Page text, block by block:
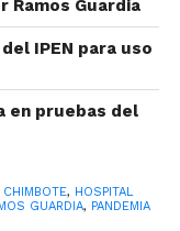
Guardia
IPEN para uso
en pruebas del
, HOSPITAL
GUARDIA, PANDEMIA